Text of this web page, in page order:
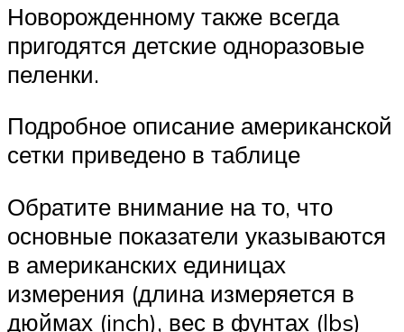
Новорожденному также всегда
пригодятся детские одноразовые
пеленки.
Подробное описание американской
сетки приведено в таблице
Обратите внимание на то, что
основные показатели указываются
в американских единицах
измерения (длина измеряется в
дюймах (inch), вес в фунтах (lbs)